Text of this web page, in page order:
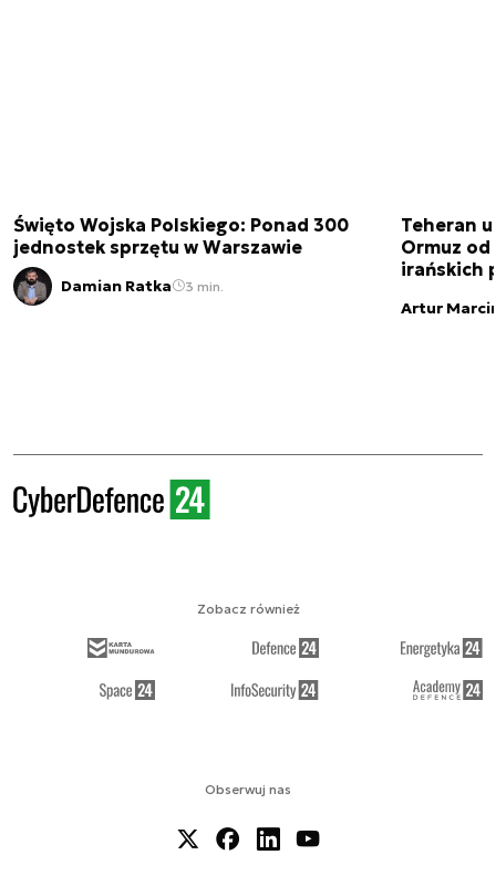
Święto Wojska Polskiego: Ponad 300
jednostek sprzętu w Warszawie
Damian Ratka 3 min.
Teheran
Ormuz
irańskich
Artur
Obserwuj nas
Zobacz również